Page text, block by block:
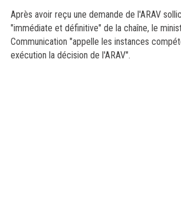
Après avoir reçu une demande de l'ARAV
"immédiate et définitive" de la chaîne, le
Communication "appelle les instances
exécution la décision de l'ARAV".